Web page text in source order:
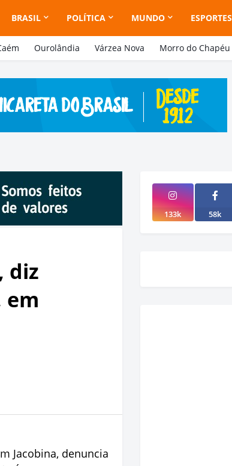
BRASIL POLÍTICA MUNDO ESPORTES
Ourolândia Várzea Nova Morro do Chapéu
diz
em
Jacobina, denuncia
133k 58k